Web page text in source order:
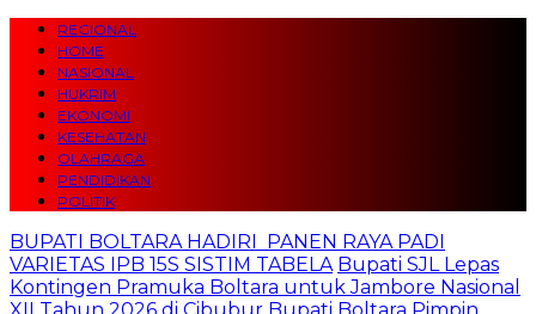
REGIONAL
HOME
NASIONAL
HUKRIM
EKONOMI
KESEHATAN
OLAHRAGA
PENDIDIKAN
POLITIK
BUPATI BOLTARA HADIRI PANEN RAYA PADI
VARIETAS IPB 15S SISTIM TABELA Bupati SJL Lepas
Kontingen Pramuka Boltara untuk Jambore Nasional